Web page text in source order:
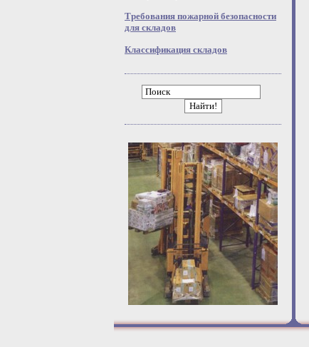
Требования пожарной безопасности
для складов
Классификация складов
Найти!